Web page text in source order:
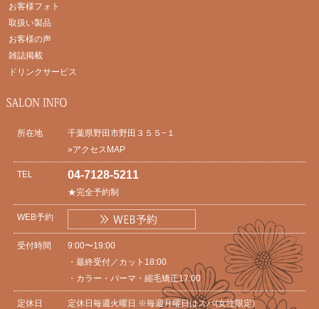
お客様フォト
取扱い製品
お客様の声
雑誌掲載
ドリンクサービス
所在地
千葉県野田市野田３５５−１
»アクセスMAP
TEL 04-7128-5211
★完全予約制
WEB予約
受付時間
9:00〜19:00
・最終受付／カット18:00
・カラー・パーマ・縮毛矯正17:00
定休日 定休日毎週火曜日 ※毎週月曜日はスパ(女性限定)